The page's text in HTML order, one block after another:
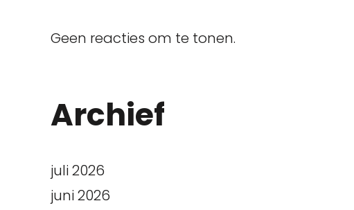
Geen reacties om te tonen.
Archief
juli 2026
juni 2026